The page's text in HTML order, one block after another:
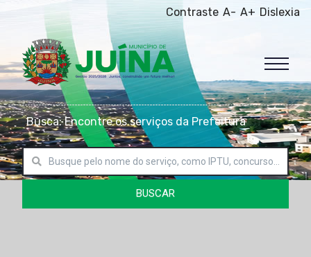
Contraste A- A+ Dislexia
Busca: Encontre os serviços da Prefeitura
BUSCAR